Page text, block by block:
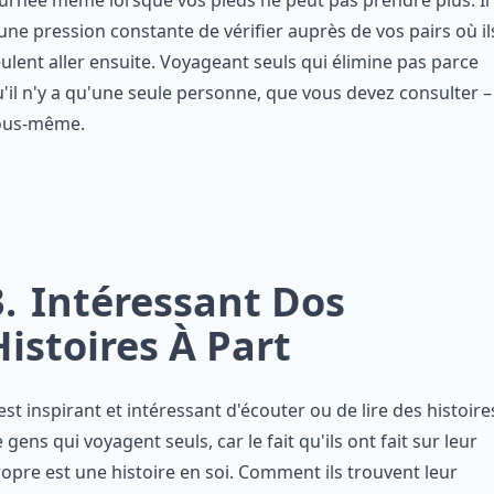
pression constante de vérifier auprès de vos pairs où
aller ensuite. Voyageant seuls qui élimine pas parce
n'y a qu'une seule personne, que vous devez consulter –
même.
Intéressant Dos
À Part
inspirant et intéressant d'écouter ou de lire des
gens qui voyagent seuls, car le fait qu'ils ont fait sur leur
est une histoire en soi. Comment ils trouvent leur